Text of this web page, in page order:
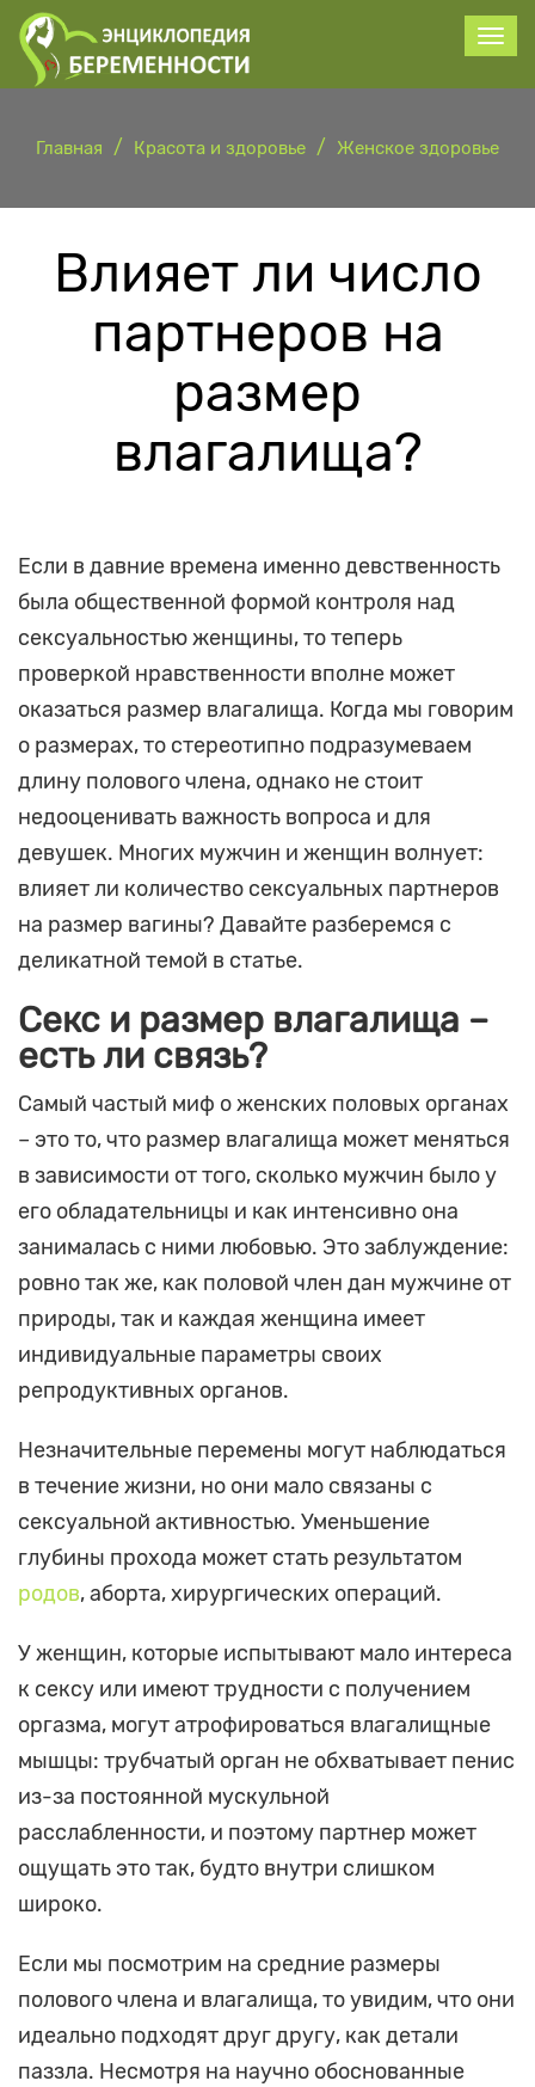
Главная Красота и здоровье Женское здоровье
Влияет ли число
партнеров на
размер
влагалища?
Если в давние времена именно девственность
была общественной формой контроля над
сексуальностью женщины, то теперь
проверкой нравственности вполне может
оказаться размер влагалища. Когда мы говорим
о размерах, то стереотипно подразумеваем
длину полового члена, однако не стоит
недооценивать важность вопроса и для
девушек. Многих мужчин и женщин волнует:
влияет ли количество сексуальных партнеров
на размер вагины? Давайте разберемся с
деликатной темой в статье.
Секс и размер влагалища –
есть ли связь?
Самый частый миф о женских половых органах
– это то, что размер влагалища может меняться
в зависимости от того, сколько мужчин было у
его обладательницы и как интенсивно она
занималась с ними любовью. Это заблуждение:
ровно так же, как половой член дан мужчине от
природы, так и каждая женщина имеет
индивидуальные параметры своих
репродуктивных органов.
Незначительные перемены могут наблюдаться
в течение жизни, но они мало связаны с
сексуальной активностью. Уменьшение
глубины прохода может стать результатом
родов, аборта, хирургических операций.
У женщин, которые испытывают мало интереса
к сексу или имеют трудности с получением
оргазма, могут атрофироваться влагалищные
мышцы: трубчатый орган не обхватывает пенис
из-за постоянной мускульной
расслабленности, и поэтому партнер может
ощущать это так, будто внутри слишком
широко.
Если мы посмотрим на средние размеры
полового члена и влагалища, то увидим, что они
идеально подходят друг другу, как детали
паззла. Несмотря на научно обоснованные